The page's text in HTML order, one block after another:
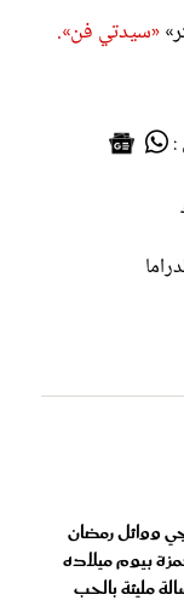
«سيدتي فن».
:
ووائل رمضان
بيوم ميلاده
مليئة بالحب